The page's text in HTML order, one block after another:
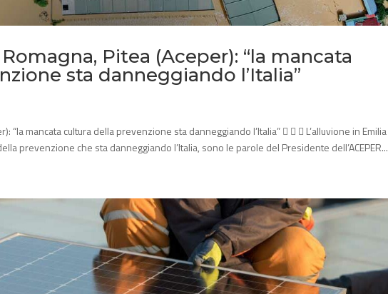
Pitea (Aceper): “la mancata
sta danneggiando l’Italia”
“la mancata cultura della prevenzione sta danneggiando l’Italia”    L’alluvione in Emilia
prevenzione che sta danneggiando l’Italia, sono le parole del Presidente dell’ACEPER...